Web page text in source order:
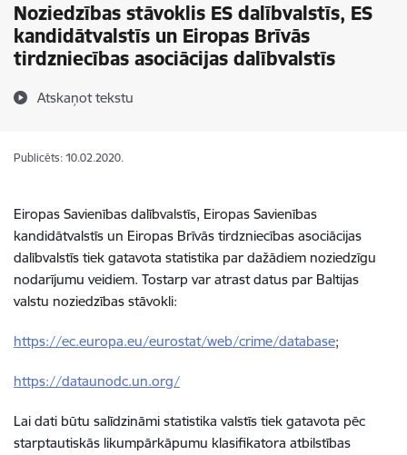
Noziedzības stāvoklis ES dalībvalstīs, ES
kandidātvalstīs un Eiropas Brīvās
tirdzniecības asociācijas dalībvalstīs
Atskaņot tekstu
Publicēts: 10.02.2020.
Eiropas Savienības dalībvalstīs, Eiropas Savienības
kandidātvalstīs un Eiropas Brīvās tirdzniecības asociācijas
dalībvalstīs tiek gatavota statistika par dažādiem noziedzīgu
nodarījumu veidiem. Tostarp var atrast datus par Baltijas
valstu noziedzības stāvokli:
https://ec.europa.eu/eurostat/web/crime/database;
https://dataunodc.un.org/
Lai dati būtu salīdzināmi statistika valstīs tiek gatavota pēc
starptautiskās likumpārkāpumu klasifikatora atbilstības